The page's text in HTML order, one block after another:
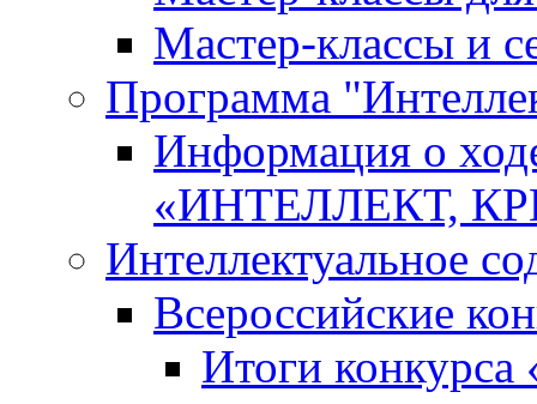
Мастер-классы и
Программа
Информация о
«ИНТЕЛЛЕКТ,
Интеллектуальное
Всероссийские
Итоги конкурса